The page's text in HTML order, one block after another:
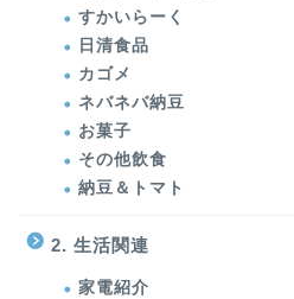
すかいらーく
日清食品
カゴメ
ネバネバ納豆
お菓子
その他飲食
納豆＆トマト
2. 生活関連
家電紹介